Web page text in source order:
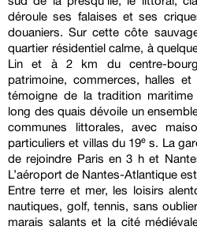
déroule ses falaises et ses
douaniers. Sur cette côte
quartier résidentiel calme, à
Lin et à 2 km du centre-
patrimoine, commerces, halles
témoigne de la tradition
long des quais dévoile un
communes littorales, avec
particuliers et villas du 19ᵉ s. La
de rejoindre Paris en 3 h et
L’aéroport de Nantes-Atlantique
Entre terre et mer, les loisirs
nautiques, golf, tennis, sans
marais salants et la cité